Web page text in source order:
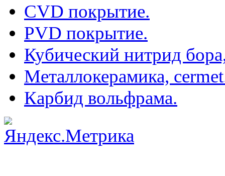
CVD покрытие.
PVD покрытие.
Кубический нитрид
Металлокерамика,
Карбид вольфрама.